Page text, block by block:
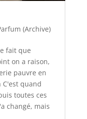
(Archive)
fait que
on a raison,
pauvre en
C'est quand
toutes ces
changé, mais